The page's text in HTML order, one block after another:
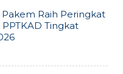
Raih Peringkat
Tingkat